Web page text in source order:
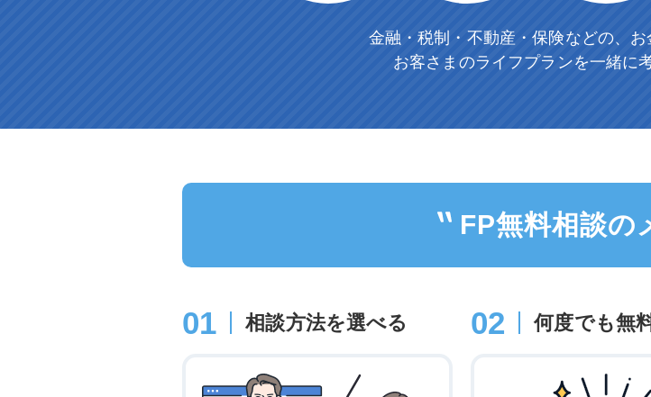
金融・税制・不動産・保険などの、 お
お客さまのライフプランを一緒に考
FP無料相談の
01 相談方法を選べる 02 何度でも無